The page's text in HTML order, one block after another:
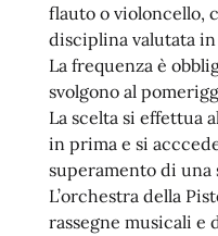
flauto o violoncello,
disciplina valutata in
La frequenza è
svolgono al
La scelta si effettua
in prima e si
superamento di una
L’orchestra della
rassegne musicali e